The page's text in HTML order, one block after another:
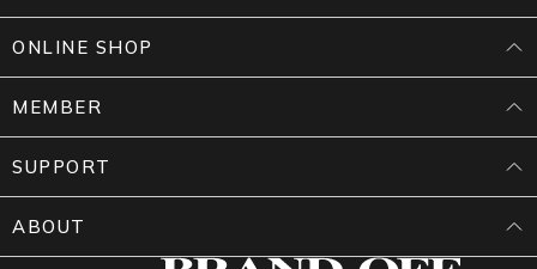
ONLINE SHOP
MEMBER
SUPPORT
ABOUT